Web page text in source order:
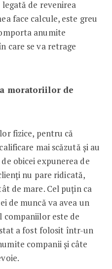
de revenirea
face calcule, este greu
anumite
care se va retrage
moratoriilor de
fizice, pentru că
mai scăzută și au
obicei expunerea de
nu pare ridicată,
de mare. Cel puțin ca
de muncă va avea un
companiilor este de
a fost folosit într-un
companii și câte